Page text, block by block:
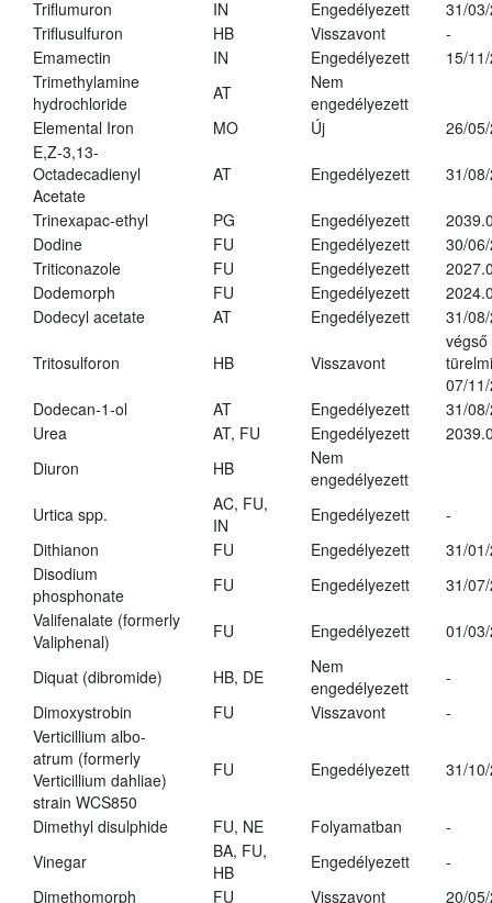
Triflumuron
IN Engedélyezett
31/
Triflusulfuron
HB Visszavont
-
Emamectin
IN Engedélyezett
15/
Trimethylamine
hydrochloride
AT
Nem
engedélyezett
Elemental Iron
MO Új
26/
E,Z-3,13-
Octadecadienyl
Acetate
AT Engedélyezett 31/
Trinexapac-ethyl PG Engedélyezett
Dodine
FU Engedélyezett
30/
Triticonazole
FU Engedélyezett
Dodemorph
FU Engedélyezett
Dodecyl acetate
AT Engedélyezett 31/
Tritosulforon HB Visszavont
végső
07/
Dodecan-1-ol
AT Engedélyezett
31/
Urea
AT, FU Engedélyezett
Diuron
HB
Nem
engedélyezett
Urtica spp.
AC, FU,
IN
Engedélyezett
-
Dithianon
FU Engedélyezett
31/
Disodium
phosphonate
FU Engedélyezett
31/
Valifenalate (formerly
Valiphenal)
FU Engedélyezett 01/
Diquat (dibromide) HB, DE
Nem
engedélyezett
-
Dimoxystrobin
FU Visszavont
-
Verticillium albo-
atrum (formerly
Verticillium dahliae)
strain WCS850
FU Engedélyezett 31/
Dimethyl disulphide FU, NE Folyamatban
-
Vinegar
BA, FU,
HB
Engedélyezett
-
Dimethomorph
FU Visszavont
20/